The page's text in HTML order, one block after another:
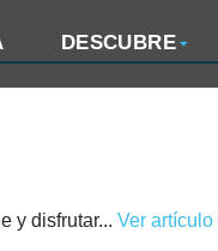
DESCUBRE
y disfrutar... Ver artículo